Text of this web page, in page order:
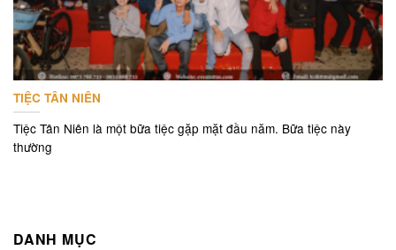
TIỆC TÂN NIÊN
Tiệc Tân Niên là một bữa tiệc gặp mặt đầu năm. Bữa tiệc này
thường
DANH MỤC